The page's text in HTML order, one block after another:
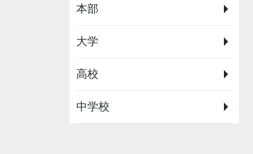
本部
大学
高校
中学校